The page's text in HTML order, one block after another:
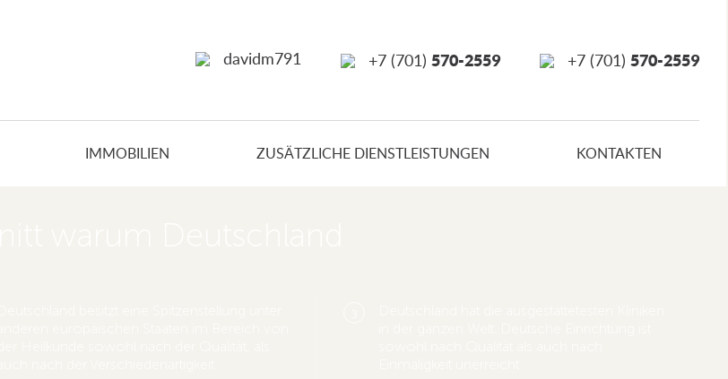
+7 (701) 570-2559
+7 (701) 570-2559
davidm791
IMMOBILIEN ZUSÄTZLICHE DIENSTLEISTUNGEN KONTAKTEN